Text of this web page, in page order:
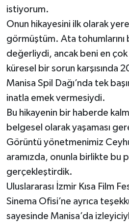
istiyorum.
Onun hikayesini ilk olarak
görmüştüm. Ata
değerliydi, ancak beni en
küresel bir sorun karşısında
Manisa Spil Dağı’nda tek
inatla emek vermesiydi.
Bu hikayenin bir haberde
belgesel olarak yaşaması
Görüntü yönetmenimiz
aramızda, onunla birlikte bu
gerçekleştirdik.
Uluslararası İzmir Kısa Film
Sinema Ofisi’ne ayrıca
sayesinde Manisa’da